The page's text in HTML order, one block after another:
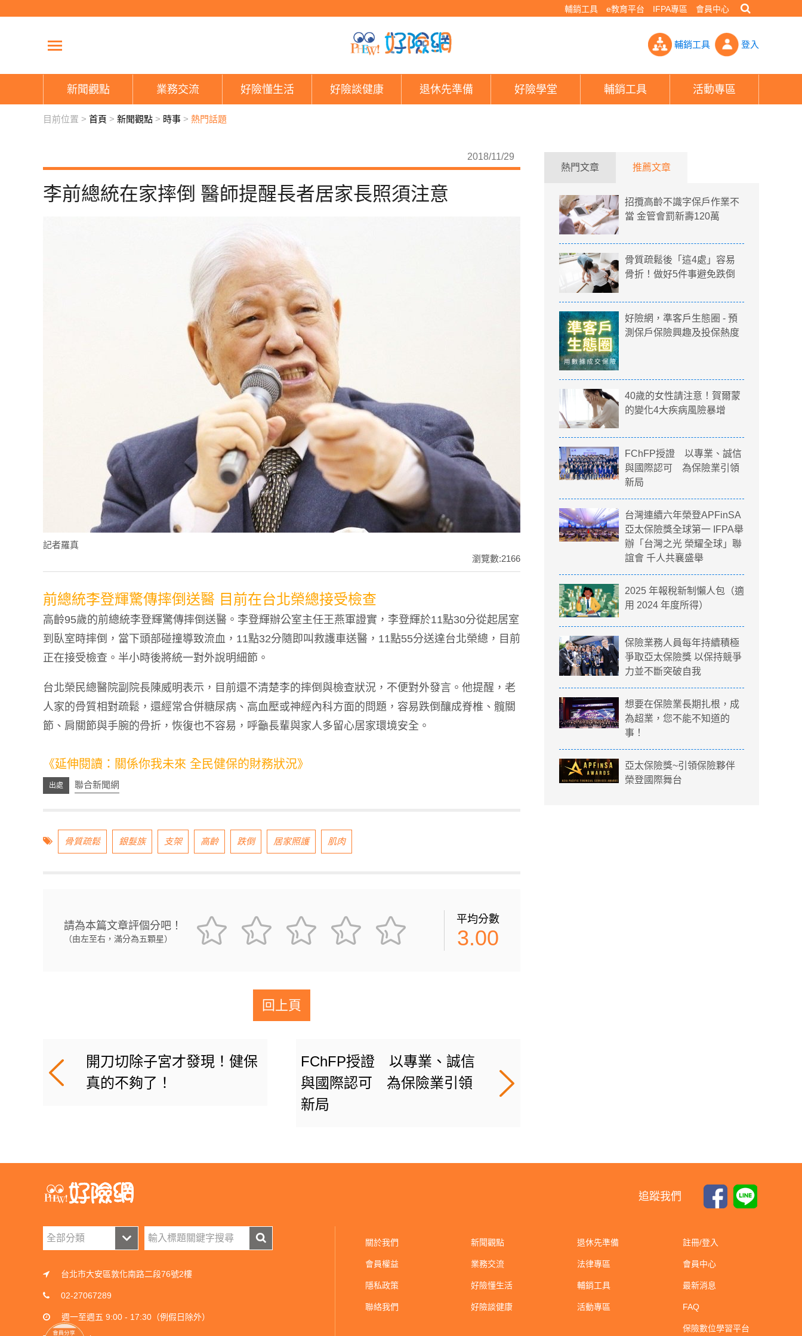
輔銷工具 e教育平台 IFPA專區 會員中心
李前總統在家摔倒 醫師提醒長者居家長照須注意- PHEW!好險網
輔銷工具 登入
新聞觀點 業務交流 好險懂生活 好險談健康 退休先準備 好險學堂 輔銷工具 活動專區
目前位置 > 首頁 > 新聞觀點 > 時事 > 熱門話題
2018/11/29
李前總統在家摔倒 醫師提醒長者居家長照須注意
記者羅真
瀏覽數:2166
前總統李登輝驚傳摔倒送醫 目前在台北榮總接受檢查
高齡95歲的前總統李登輝驚傳摔倒送醫。李登輝辦公室主任王燕軍證實，李登輝於11點30分從起居室
到臥室時摔倒，當下頭部碰撞導致流血，11點32分隨即叫救護車送醫，11點55分送達台北榮總，目前
正在接受檢查。半小時後將統一對外說明細節。
台北榮民總醫院副院長陳威明表示，目前還不清楚李的摔倒與檢查狀況，不便對外發言。他提醒，老
人家的骨質相對疏鬆，還經常合併糖尿病、高血壓或神經內科方面的問題，容易跌倒釀成脊椎、髖關
節、肩關節與手腕的骨折，恢復也不容易，呼籲長輩與家人多留心居家環境安全。
《延伸閱讀： 關係你我未來 全民健保的財務狀況》
聯合新聞網
骨質疏鬆 銀髮族 支架 高齡 跌倒 居家照護 肌肉
請為本篇文章評個分吧！
（由左至右，滿分為五顆星）
平均分數
3.00
回上頁
開刀切除子宮才發現！健保
真的不夠了！
FChFP授證 以專業、誠信
與國際認可 為保險業引領
新局
熱門文章 推薦文章
招攬高齡不識字保戶作業不
當 金管會罰新壽120萬
骨質疏鬆後「這4處」容易
骨折！做好5件事避免跌倒
好險網，準客戶生態圈 - 預
測保戶保險興趣及投保熱度
40歲的女性請注意！賀爾蒙
的變化4大疾病風險暴增
FChFP授證 以專業、誠信
與國際認可 為保險業引領
新局
台灣連續六年榮登APFinSA
亞太保險獎全球第一 IFPA舉
辦「台灣之光 榮耀全球」聯
誼會 千人共襄盛舉
2025 年報稅新制懶人包（適
用 2024 年度所得）
保險業務人員每年持續積極
爭取亞太保險獎 以保持競爭
力並不斷突破自我
想要在保險業長期扎根，成
為超業，您不能不知道的
事！
亞太保險獎~引領保險夥伴
榮登國際舞台
追蹤我們
台北市大安區敦化南路二段76號2樓
02-27067289
週一至週五 9:00 - 17:30（例假日除外）
關於我們
會員權益
隱私政策
聯絡我們
新聞觀點
業務交流
好險懂生活
好險談健康
退休先準備
法律專區
輔銷工具
活動專區
註冊/登入
會員中心
最新消息
FAQ
保險數位學習平台